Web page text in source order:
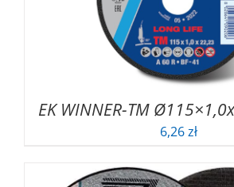
EK WINNER-TM
6,26zł